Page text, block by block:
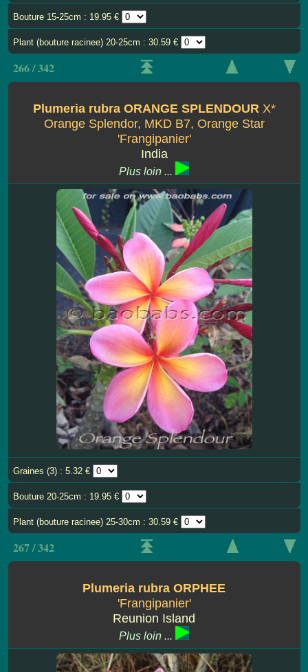
Bouture 15-25cm : 19.95 €
Plant (bouture racinee) 20-25cm : 30.59 €
266 / 342
Plumeria rubra ORANGE SPLENDOUR X*
Orange Splendor, MKD B7, Orange Star
'Frangipanier'
India
Plus loin ...
Graines (3) : 5.32 €
Bouture 20-25cm : 19.95 €
Plant (bouture racinee) 25-30cm : 30.59 €
267 / 342
Plumeria rubra ORPHEE
'Frangipanier'
Reunion Island
Plus loin ...